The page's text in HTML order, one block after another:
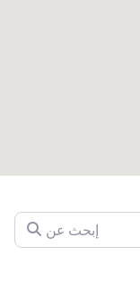
إبحث عن